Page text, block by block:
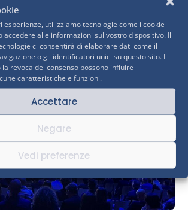
esperienze, utilizziamo tecnologie come i cookie
accedere alle informazioni sul vostro dispositivo. Il
ci consentirà di elaborare dati come il
o gli identificatori unici su questo sito. Il
revoca del consenso possono influire
caratteristiche e funzioni.
Accettare
Negare
Vedi preferenze
2000 come software-house
di Zucchetti, il primo
Software italiani.Nei primi
loro lunga esperienza
questi 2 visionari fratelli,
sistemi gestionali.Però e
2008, appunto per la crisi
neanche Primo Software. La
l’azienda, ma forti di una
persone qualificate e
decisero di non mollare e di
tutto il concetto di
& Co-Founder Primo Software
per parrucchieri e centri estetici, in
semplifica il lavoro dei professionisti